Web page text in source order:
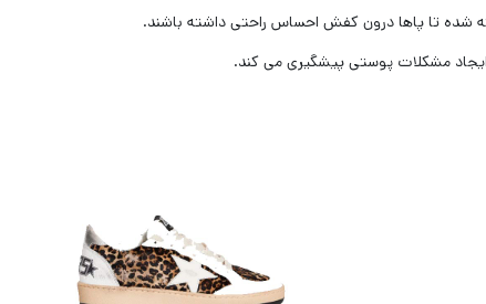
تا پاها درون کفش احساس راحتی داشته باشند.
مشکلات پوستی پیشگیری می کند.